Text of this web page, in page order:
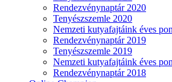
Rendezvénynaptár 2020
Tenyészszemle 2020
Nemzeti kutyafajtáink éves
Rendezvénynaptár 2019
Tenyészszemle 2019
Nemzeti kutyafajtáink éves
Rendezvénynaptár 2018